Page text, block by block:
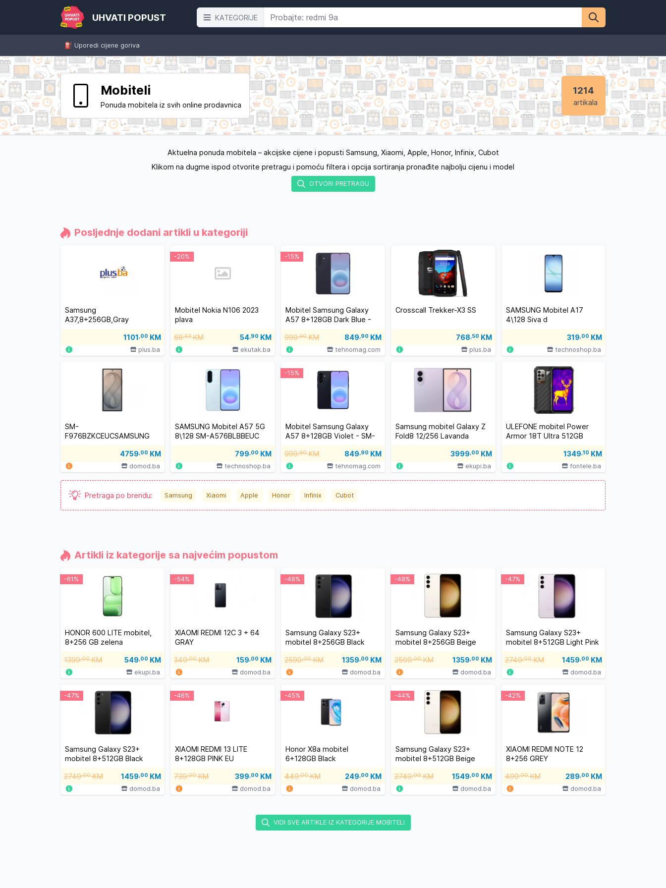
UHVATI POPUST KATEGORIJE
⛽️ Uporedi cijene goriva
Mobiteli
Ponuda mobitela iz svih online prodavnica
1214
artikala
Aktuelna ponuda mobitela – akcijske cijene i popusti Samsung, Xiaomi, Apple, Honor, Infinix, Cubot
Klikom na dugme ispod otvorite pretragu i pomoću filtera i opcija sortiranja pronađite najbolju cijenu i model
OTVORI PRETRAGU
Posljednje dodani artikli u kategoriji
Samsung
A37,8+256GB,Gray
1101,00 KM
plus.ba
Mobitel Nokia N106 2023
plava
68,63KM 54,90 KM
ekutak.ba
-20%
Mobitel Samsung Galaxy
A57 8+128GB Dark Blue -
999,90KM 849,90 KM
tehnomag.com
-15%
Crosscall Trekker-X3 SS
768,50 KM
plus.ba
SAMSUNG Mobitel A17
4\128 Siva d
319,00 KM
technoshop.ba
SM-
F976BZKCEUCSAMSUNG
GRAPHITE#preordergalaxyfold8
4759,00 KM
domod.ba
SAMSUNG Mobitel A57 5G
8\128 SM-A576BLBBEUC
799,00 KM
technoshop.ba
Mobitel Samsung Galaxy
A57 8+128GB Violet - SM-
999,90KM 849,90 KM
tehnomag.com
-15%
Samsung mobitel Galaxy Z
Fold8 12/256 Lavanda
3999,00 KM
ekupi.ba
ULEFONE mobitel Power
Armor 18T Ultra 512GB
1349,10 KM
fontele.ba
Pretraga po brendu: Samsung Xiaomi Apple Honor Infinix Cubot
Artikli iz kategorije sa najvećim popustom
HONOR 600 LITE mobitel,
8+256 GB zelena
1399,00KM 549,00 KM
ekupi.ba
-61%
XIAOMI REDMI 12C 3 + 64
GRAY
349,00KM 159,00 KM
domod.ba
-54%
Samsung Galaxy S23+
mobitel 8+256GB Black
2599,00KM 1359,00 KM
domod.ba
-48%
Samsung Galaxy S23+
mobitel 8+256GB Beige
2599,00KM 1359,00 KM
domod.ba
-48%
Samsung Galaxy S23+
mobitel 8+512GB Light Pink
2749,00KM 1459,00 KM
domod.ba
-47%
Samsung Galaxy S23+
mobitel 8+512GB Black
2749,00KM 1459,00 KM
domod.ba
-47%
XIAOMI REDMI 13 LITE
8+128GB PINK EU
739,00KM 399,00 KM
domod.ba
-46%
Honor X8a mobitel
6+128GB Black
449,00KM 249,00 KM
domod.ba
-45%
Samsung Galaxy S23+
mobitel 8+512GB Beige
2749,00KM 1549,00 KM
domod.ba
-44%
XIAOMI REDMI NOTE 12
8+256 GREY
499,00KM 289,00 KM
domod.ba
-42%
VIDI SVE ARTIKLE IZ KATEGORIJE MOBITELI